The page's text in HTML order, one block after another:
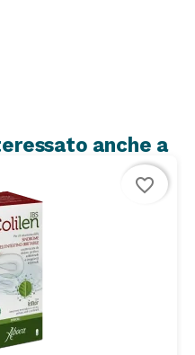
anche a
favorite_border